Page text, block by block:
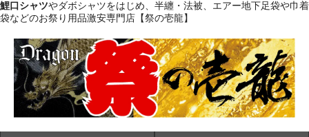
鯉口シャツやダボシャツをはじめ、半纏・法被、エアー地下足袋や巾着
袋などのお祭り用品激安専門店【祭の壱龍】